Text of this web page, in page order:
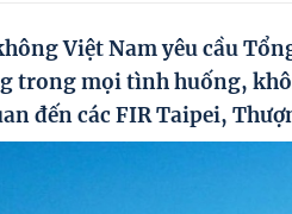
Việt Nam yêu cầu
trong mọi tình huống,
đến các FIR Taipei,